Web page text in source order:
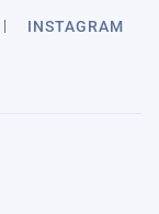
INSTAGRAM